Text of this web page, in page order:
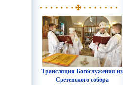
Трансляция Богослужения из
Сретенского собора